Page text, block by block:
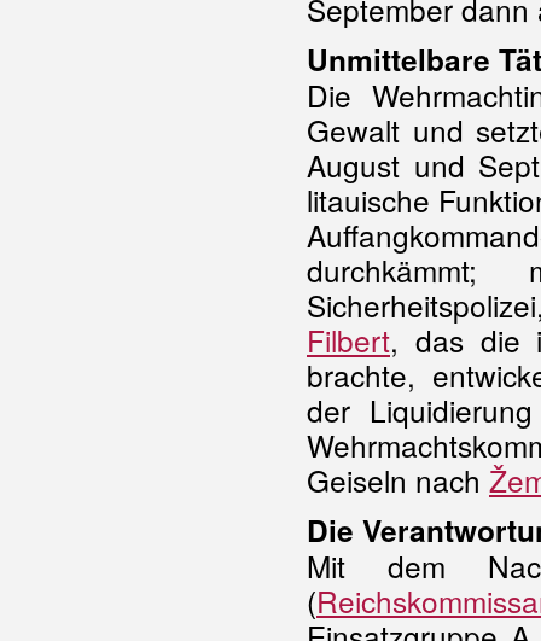
September
Unmittelbare
Die
Gewalt und
August und
litauische
Filbert, das
brachte,
der
Geiseln nach
Die
Mit dem
(